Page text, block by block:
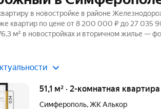
в новостройке в районе
квартир по цене от 8 200 000 ₽ до 27
м² в новостройках и вторичном жилье —
51,1 м² · 2-комнатная
Симферополь,ЖК Алькор